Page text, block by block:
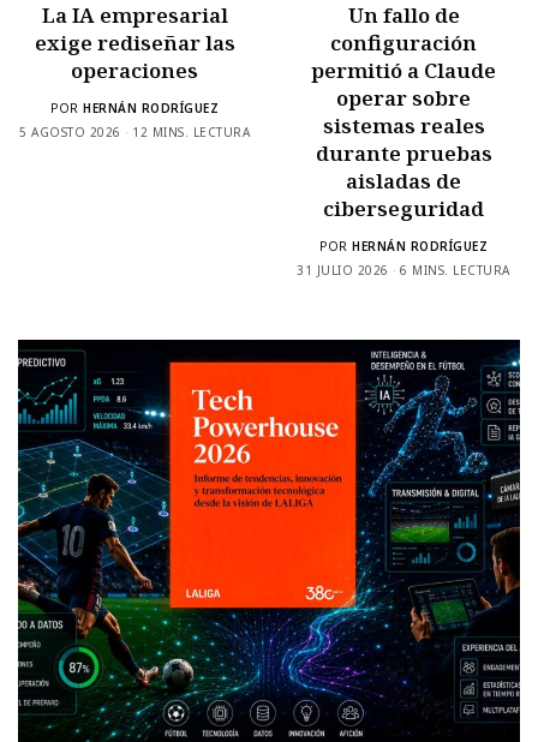
La IA empresarial
exige rediseñar las
operaciones
POR HERNÁN RODRÍGUEZ
5 AGOSTO 2026
12 MINS. LECTURA
Un fallo de
configuración
permitió a Claude
operar sobre
sistemas reales
durante pruebas
aisladas de
ciberseguridad
POR HERNÁN RODRÍGUEZ
31 JULIO 2026
6 MINS. LECTURA